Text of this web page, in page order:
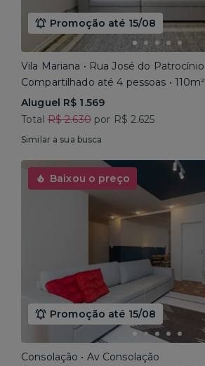
Promoção até 15/08
Vila Mariana • Rua José do Patrocínio
Compartilhado até 4 pessoas • 110m²
Aluguel R$ 1.569
Total R$ 2.630por R$ 2.625
Similar a sua busca
Baixou o preço
Promoção até 15/08
Consolação • Av Consolação